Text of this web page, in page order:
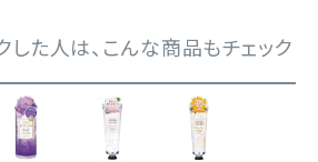
した人は、こんな商品もチェック